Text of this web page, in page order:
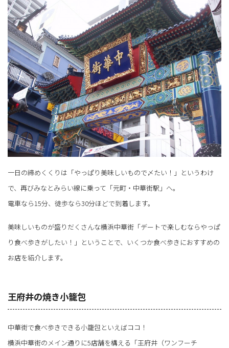
一日の締めくくりは「やっぱり美味しいもので〆たい！」というわけ
で、再びみなとみらい線に乗って「元町・中華街駅」へ。
電車なら15分、徒歩なら30分ほどで到着します。
美味しいものが盛りだくさんな横浜中華街「デートで楽しむならやっぱ
り食べ歩きがしたい！」ということで、いくつか食べ歩きにおすすめの
お店を紹介します。
王府井の焼き小籠包
中華街で食べ歩きできる小籠包といえばココ！
横浜中華街のメイン通りに5店舗を構える「王府井（ワンフーチ